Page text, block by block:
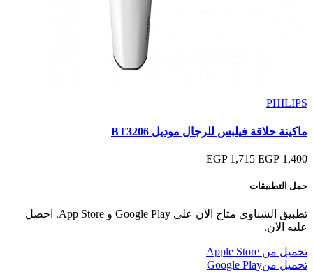
PHILIPS
ماكينة حلاقة فيلبس للرجال موديل BT3206
1,400 EGP
1,715 EGP
حمل التطبيقات
تطبيق الشناوي متاح الآن على Google Play و App Store. احصل
عليه الآن.
تحميل من Apple Store
تحميل منGoogle Play